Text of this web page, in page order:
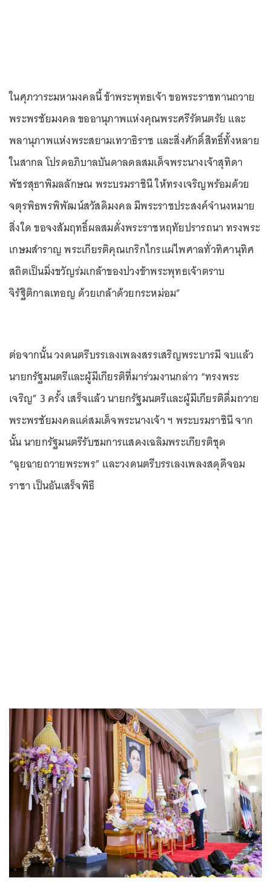
ในศุภวาระมหามงคลนี้ ข้าพระพุทธเจ้า ขอพระราชทานถวาย
พระพรชัยมงคล ขออานุภาพแห่งคุณพระศรีรัตนตรัย และ
พลานุภาพแห่งพระสยามเทวาธิราช และสิ่งศักดิ์สิทธิ์ทั้งหลาย
ในสากล โปรดอภิบาลบันดาลดลสมเด็จพระนางเจ้าสุทิดา
พัชรสุธาพิมลลักษณ พระบรมราชินี ให้ทรงเจริญพร้อมด้วย
จตุรพิธพรพิพัฒน์สวัสดิมงคล มีพระราชประสงค์จำนงหมาย
สิ่งใด ขอจงสัมฤทธิ์ผลสมดั่งพระราชหฤทัยปรารถนา ทรงพระ
เกษมสำราญ พระเกียรติคุณเกริกไกรแผ่ไพศาลทั่วทิศานุทิศ
สถิตเป็นมิ่งขวัญร่มเกล้าของปวงข้าพระพุทธเจ้าตราบ
จิรัฐิติกาลเทอญ ด้วยเกล้าด้วยกระหม่อม”
ต่อจากนั้น วงดนตรีบรรเลงเพลงสรรเสริญพระบารมี จบแล้ว
นายกรัฐมนตรีและผู้มีเกียรติที่มาร่วมงานกล่าว “ทรงพระ
เจริญ” 3 ครั้ง เสร็จแล้ว นายกรัฐมนตรีและผู้มีเกียรติดื่มถวาย
พระพรชัยมงคลแด่สมเด็จพระนางเจ้า ฯ พระบรมราชินี จาก
นั้น นายกรัฐมนตรีรับชมการแสดงเฉลิมพระเกียรติชุด
“ฉุยฉายถวายพระพร” และวงดนตรีบรรเลงเพลงสดุดีจอม
ราชา เป็นอันเสร็จพิธี